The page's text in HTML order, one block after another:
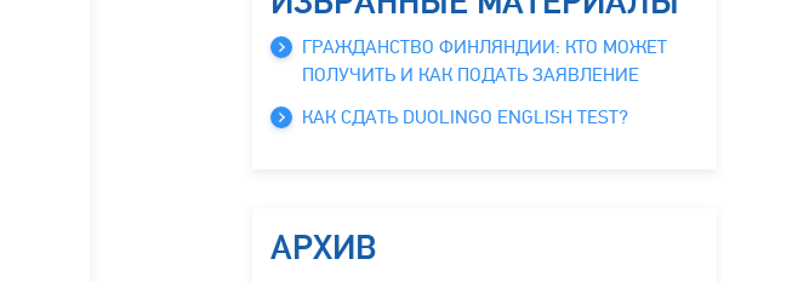
ГРАЖДАНСТВО ФИНЛЯНДИИ: КТО МОЖЕТ
ПОЛУЧИТЬ И КАК ПОДАТЬ ЗАЯВЛЕНИЕ
КАК СДАТЬ DUOLINGO ENGLISH TEST?
АРХИВ